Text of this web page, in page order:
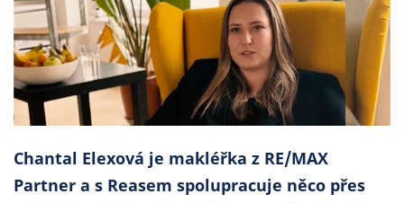
Ceny prodaných nemovitostí
Okamžitý výkup
Přehled realitních makléřů
Co říkají naši zákazníci
Chantal Elexová je makléřka z RE/MAX
Partner a s Reasem spolupracuje něco přes